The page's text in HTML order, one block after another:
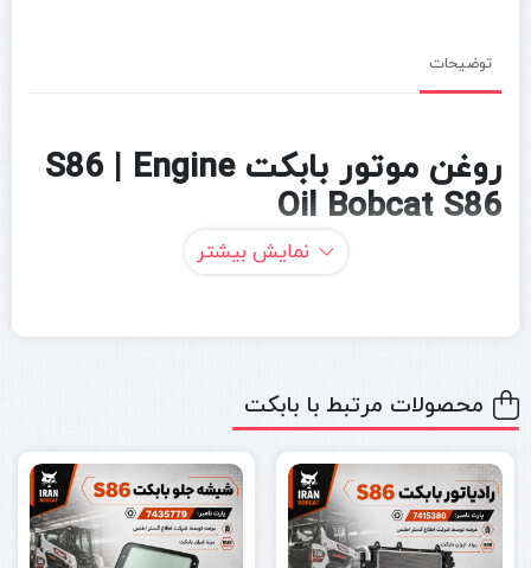
توضیحات
روغن موتور بابکت S86 | Engine
Oil Bobcat S86
توضیحات کامل محصول
مینی لودر بابکت S86 / Bobcat S86 Skid-Steer Loader
در
پروژه‌های سنگین عمرانی، خدمات شهری، راه‌سازی، کارگاهی و
صنعتی فعالیت می‌کند. در چنین شرایطی موتور دستگاه تحت فشار
نمایش بیشتر
محصولات مرتبط با بابکت